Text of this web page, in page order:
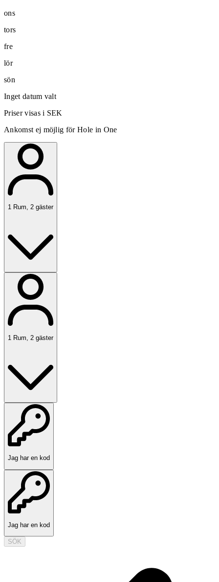
ons
tors
fre
lör
sön
Inget datum valt
Priser visas i SEK
Ankomst ej möjlig för Hole in One
1 Rum, 2 gäster
1 Rum 2 gäster
Jag har en kod
Jag har en kod
SÖK